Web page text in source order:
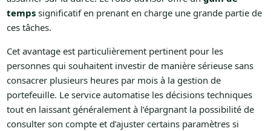
tempssignificatif en prenant en charge une grande partie de
ces tâches.
Cet avantage est particulièrement pertinent pour les
personnes qui souhaitent investir de manière sérieuse sans
consacrer plusieurs heures par mois à la gestion de
portefeuille. Le service automatise les décisions techniques
tout en laissant généralement à l’épargnant la possibilité de
consulter son compte et d’ajuster certains paramètres si